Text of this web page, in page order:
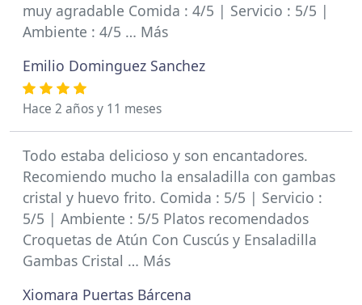
muy agradable Comida : 4/5 | Servicio : 5/5 |
Ambiente : 4/5 … Más
Emilio Dominguez Sanchez
Hace 2 años y 11 meses
Todo estaba delicioso y son encantadores.
Recomiendo mucho la ensaladilla con gambas
cristal y huevo frito. Comida : 5/5 | Servicio :
5/5 | Ambiente : 5/5 Platos recomendados
Croquetas de Atún Con Cuscús y Ensaladilla
Gambas Cristal … Más
Xiomara Puertas Bárcena